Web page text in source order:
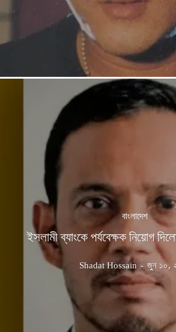
বাংলাদেশ
ইসলামী ব্যাংকে পর্যবেক্ষক নিয়োগ
Shadat Hossain - জুন ১০,